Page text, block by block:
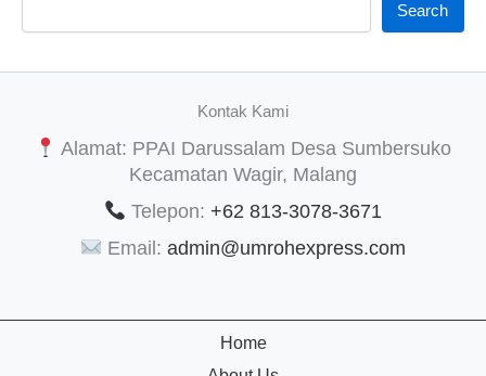
Search
Kontak Kami
Alamat: PPAI Darussalam Desa Sumbersuko
Kecamatan Wagir, Malang
Telepon:+62 813-3078-3671
Email:admin@umrohexpress.com
Home